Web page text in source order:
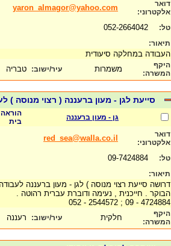
דואר
אלקטרוני:
yaron_almagor@yahoo.com
טל:
תיאור:
העבודה במחלקה סיעודית
היקף
המשרה:
משמרות עיר/ישוב: טבריה
סייעת לגן - מעון ברעננה ( רצוי מנוסה )
גן - מעון ברעננה
בית
דואר
אלקטרוני:
red_sea@walla.co.il
טל:
תיאור:
דרושה סייעת רצוי מנוסה ) לגן - מעון ברעננה
הבוקר . חייכנית , נעימה ודוברת עברית רהוטה .
4724884 - 09 ; 2544572 - 052
היקף
המשרה:
חלקית עיר/ישוב: רעננה